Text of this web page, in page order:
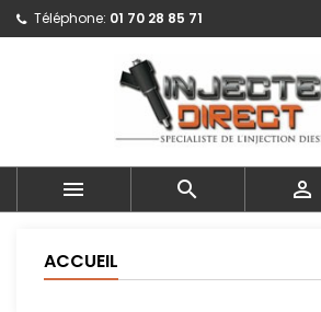
Téléphone: 01 70 28 85 71
  
ACCUEIL